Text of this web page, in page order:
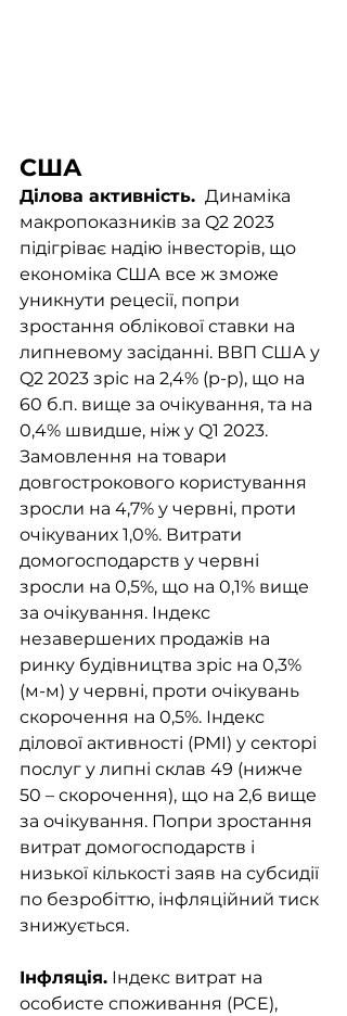
США
Ділова активність. Динаміка
макропоказників за Q2 2023
підігріває надію інвесторів, що
економіка США все ж зможе
уникнути рецесії, попри
зростання облікової ставки на
липневому засіданні. ВВП США у
Q2 2023 зріс на 2,4% (р-р), що на
60 б.п. вище за очікування, та на
0,4% швидше, ніж у Q1 2023.
Замовлення на товари
довгострокового користування
зросли на 4,7% у червні, проти
очікуваних 1,0%. Витрати
домогосподарств у червні
зросли на 0,5%, що на 0,1% вище
за очікування. Індекс
незавершених продажів на
ринку будівництва зріс на 0,3%
(м-м) у червні, проти очікувань
скорочення на 0,5%. Індекс
ділової активності (PMI) у секторі
послуг у липні склав 49 (нижче
50 – скорочення), що на 2,6 вище
за очікування. Попри зростання
витрат домогосподарств і
низької кількості заяв на субсидії
по безробіттю, інфляційний тиск
знижується.
Інфляція. Індекс витрат на
особисте споживання (PCE),